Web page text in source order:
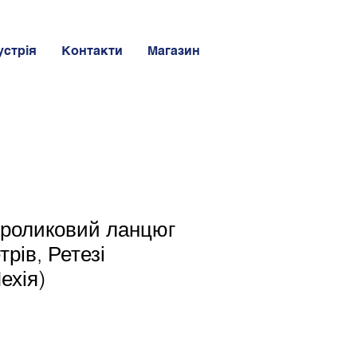
Контакти Магазин
ланцюг
Ретезі